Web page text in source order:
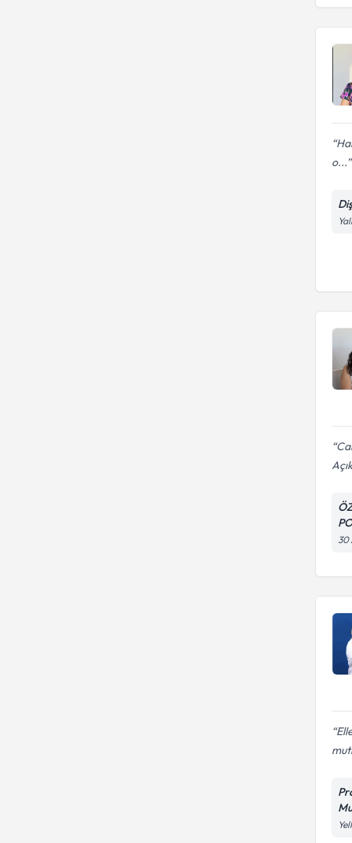
o...
30